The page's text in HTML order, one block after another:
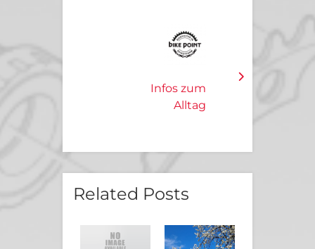
Infos zum
Alltag
Related Posts